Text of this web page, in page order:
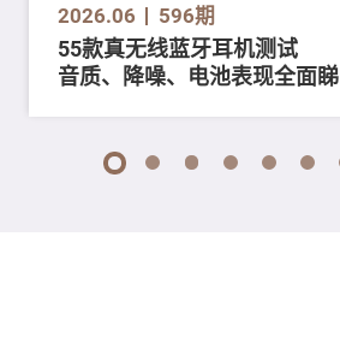
2026.06 596期
55款真无线蓝牙耳机测试
音质、降噪、电池表现全面睇
1 2 3 4 5 6